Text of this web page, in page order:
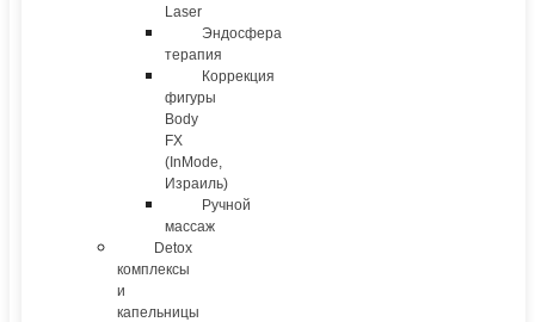
Laser
Эндосфера
терапия
Коррекция
фигуры
Body
FX
(InMode,
Израиль)
Ручной
массаж
Detox
комплексы
и
капельницы